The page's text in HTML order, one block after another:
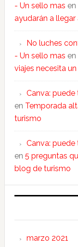
- Un sello mas en
ayudarán a
No luches
- Un sello mas en
viajes necesita
Canva:
en Temporada
turismo
Canva:
en 5 preguntas
blog de turismo
marzo 2021